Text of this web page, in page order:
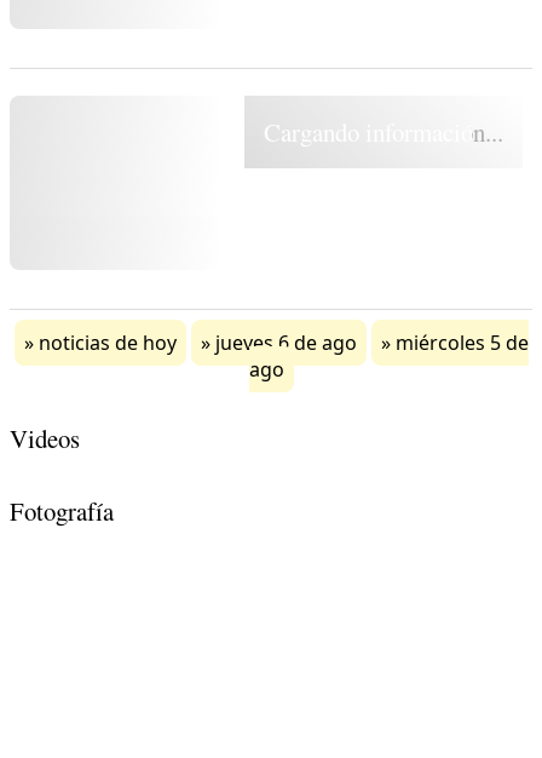
Cargando información...
noticias de hoy jueves 6 de ago
miércoles 5 de
ago
Videos
Fotografía